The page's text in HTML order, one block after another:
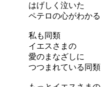
げしく泣いた
ロの心がわかる
も同類
エスさまの
のまなざしに
まれている同類